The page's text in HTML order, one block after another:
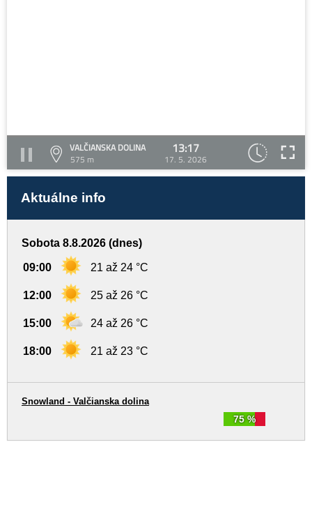
VALČIANSKA DOLINA
575 m
13:17
17. 5. 2026
Aktuálne info
Sobota 8.8.2026 (dnes)
09:00 21 až 24 °C
12:00 25 až 26 °C
15:00 24 až 26 °C
18:00 21 až 23 °C
75 %
Snowland - Valčianska dolina